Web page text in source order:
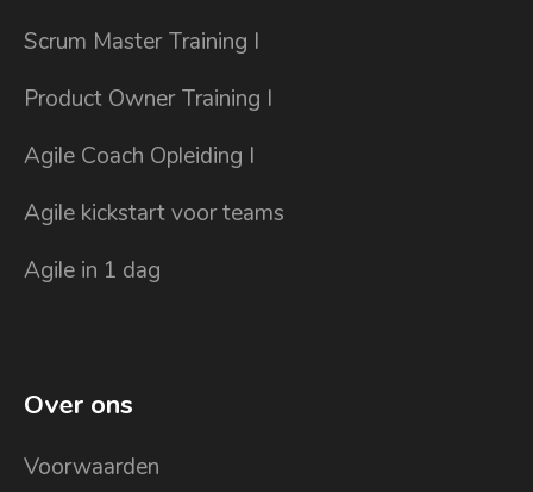
Scrum Master Training I
Product Owner Training I
Agile Coach Opleiding I
Agile kickstart voor teams
Agile in 1 dag
Over ons
Voorwaarden